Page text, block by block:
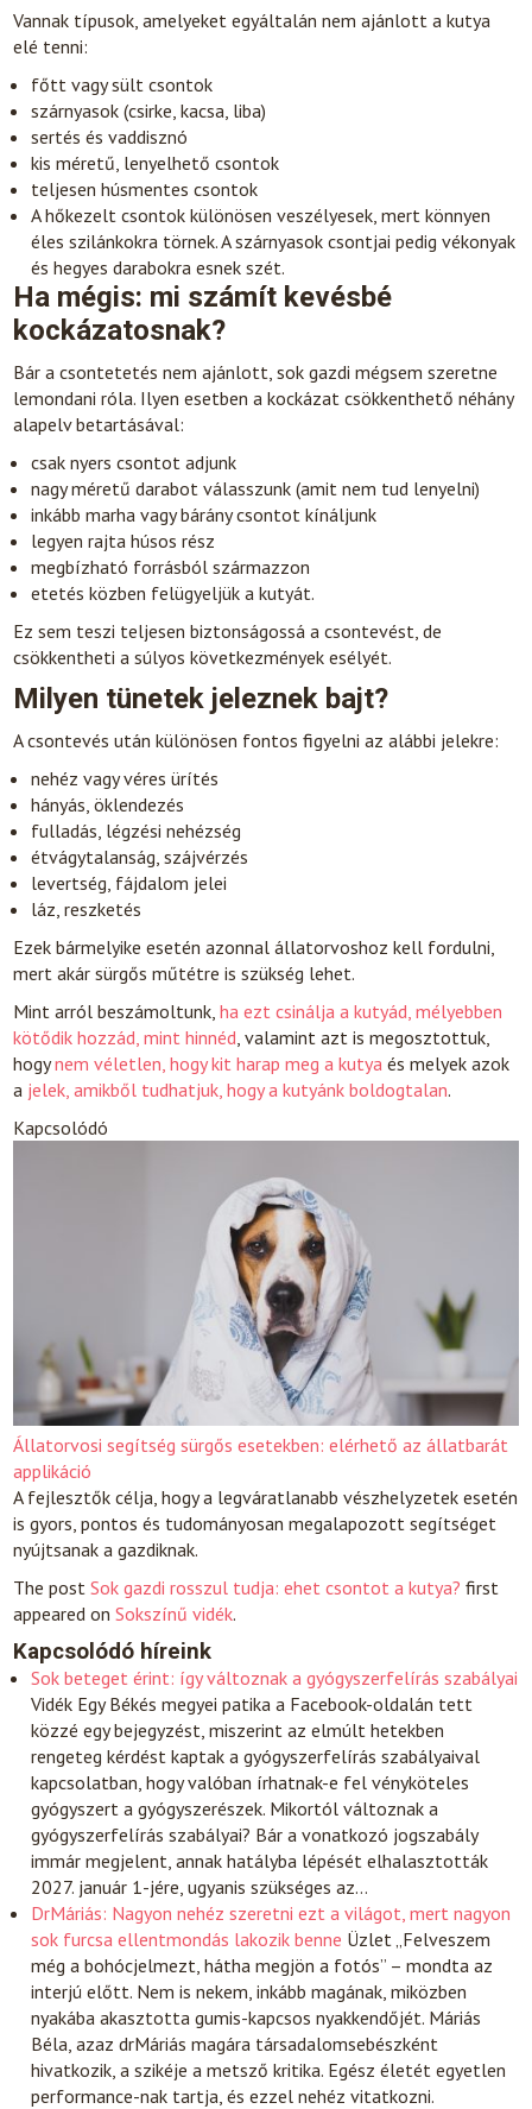
Vannak típusok, amelyeket egyáltalán nem ajánlott a kutya
elé tenni:
főtt vagy sült csontok
szárnyasok (csirke, kacsa, liba)
sertés és vaddisznó
kis méretű, lenyelhető csontok
teljesen húsmentes csontok
A hőkezelt csontok különösen veszélyesek, mert könnyen
éles szilánkokra törnek. A szárnyasok csontjai pedig vékonyak
és hegyes darabokra esnek szét.
Ha mégis: mi számít kevésbé
kockázatosnak?
Bár a csontetetés nem ajánlott, sok gazdi mégsem szeretne
lemondani róla. Ilyen esetben a kockázat csökkenthető néhány
alapelv betartásával:
csak nyers csontot adjunk
nagy méretű darabot válasszunk (amit nem tud lenyelni)
inkább marha vagy bárány csontot kínáljunk
legyen rajta húsos rész
megbízható forrásból származzon
etetés közben felügyeljük a kutyát.
Ez sem teszi teljesen biztonságossá a csontevést, de
csökkentheti a súlyos következmények esélyét.
Milyen tünetek jeleznek bajt?
A csontevés után különösen fontos figyelni az alábbi jelekre:
nehéz vagy véres ürítés
hányás, öklendezés
fulladás, légzési nehézség
étvágytalanság, szájvérzés
levertség, fájdalom jelei
láz, reszketés
Ezek bármelyike esetén azonnal állatorvoshoz kell fordulni,
mert akár sürgős műtétre is szükség lehet.
Mint arról beszámoltunk,ha ezt csinálja a kutyád, mélyebben
kötődik hozzád, mint hinnéd, valamint azt is megosztottuk,
hogynem véletlen, hogy kit harap meg a kutya és melyek azok
a jelek, amikből tudhatjuk, hogy a kutyánk boldogtalan.
Kapcsolódó
Állatorvosi segítség sürgős esetekben: elérhető az állatbarát
applikáció
A fejlesztők célja, hogy a legváratlanabb vészhelyzetek esetén
is gyors, pontos és tudományosan megalapozott segítséget
nyújtsanak a gazdiknak.
The postSok gazdi rosszul tudja: ehet csontot a kutya? first
appeared onSokszínű vidék.
Kapcsolódó híreink
Sok beteget érint: így változnak a gyógyszerfelírás szabályai
Vidék Egy Békés megyei patika a Facebook-oldalán tett
közzé egy bejegyzést, miszerint az elmúlt hetekben
rengeteg kérdést kaptak a gyógyszerfelírás szabályaival
kapcsolatban, hogy valóban írhatnak-e fel vényköteles
gyógyszert a gyógyszerészek. Mikortól változnak a
gyógyszerfelírás szabályai? Bár a vonatkozó jogszabály
immár megjelent, annak hatályba lépését elhalasztották
2027. január 1-jére, ugyanis szükséges az…
DrMáriás: Nagyon nehéz szeretni ezt a világot, mert nagyon
sok furcsa ellentmondás lakozik benne Üzlet„Felveszem
még a bohócjelmezt, hátha megjön a fotós” – mondta az
interjú előtt. Nem is nekem, inkább magának, miközben
nyakába akasztotta gumis-kapcsos nyakkendőjét. Máriás
Béla, azaz drMáriás magára társadalomsebészként
hivatkozik, a szikéje a metsző kritika. Egész életét egyetlen
performance-nak tartja, és ezzel nehéz vitatkozni.